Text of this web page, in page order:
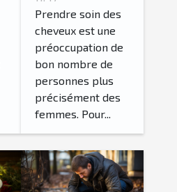
cheveux ?
Prendre soin des
cheveux est une
préoccupation de
bon nombre de
personnes plus
précisément des
femmes. Pour...